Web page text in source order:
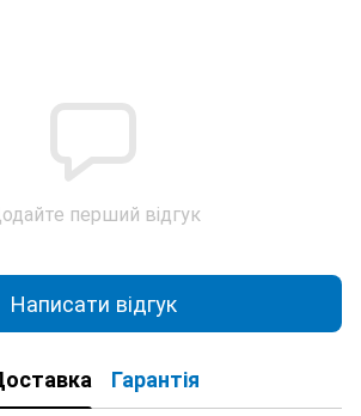
перший відгук
Написати відгук
Гарантія